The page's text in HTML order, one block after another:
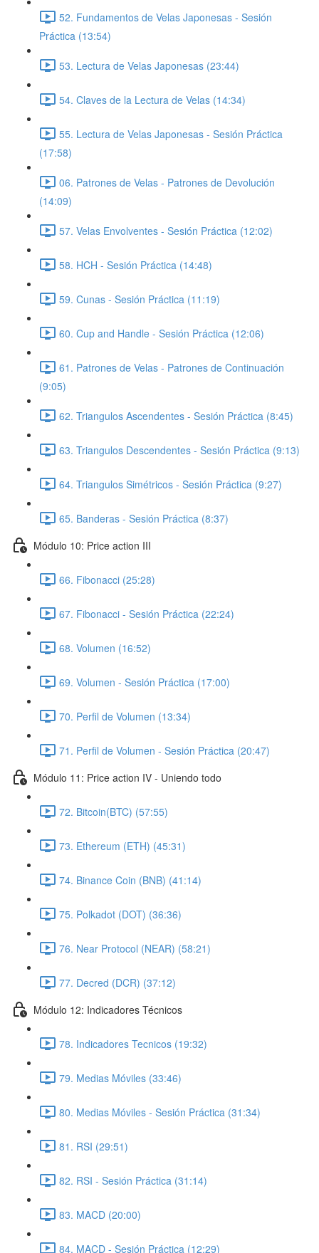
52. Fundamentos de Velas Japonesas - Sesión
Práctica (13:54)
53. Lectura de Velas Japonesas (23:44)
54. Claves de la Lectura de Velas (14:34)
55. Lectura de Velas Japonesas - Sesión Práctica
(17:58)
06. Patrones de Velas - Patrones de Devolución
(14:09)
57. Velas Envolventes - Sesión Práctica (12:02)
58. HCH - Sesión Práctica (14:48)
59. Cunas - Sesión Práctica (11:19)
60. Cup and Handle - Sesión Práctica (12:06)
61. Patrones de Velas - Patrones de Continuación
(9:05)
62. Triangulos Ascendentes - Sesión Práctica (8:45)
63. Triangulos Descendentes - Sesión Práctica (9:13)
64. Triangulos Simétricos - Sesión Práctica (9:27)
65. Banderas - Sesión Práctica (8:37)
Módulo 10: Price action III
66. Fibonacci (25:28)
67. Fibonacci - Sesión Práctica (22:24)
68. Volumen (16:52)
69. Volumen - Sesión Práctica (17:00)
70. Perfil de Volumen (13:34)
71. Perfil de Volumen - Sesión Práctica (20:47)
Módulo 11: Price action IV - Uniendo todo
72. Bitcoin(BTC) (57:55)
73. Ethereum (ETH) (45:31)
74. Binance Coin (BNB) (41:14)
75. Polkadot (DOT) (36:36)
76. Near Protocol (NEAR) (58:21)
77. Decred (DCR) (37:12)
Módulo 12: Indicadores Técnicos
78. Indicadores Tecnicos (19:32)
79. Medias Móviles (33:46)
80. Medias Móviles - Sesión Práctica (31:34)
81. RSI (29:51)
82. RSI - Sesión Práctica (31:14)
83. MACD (20:00)
84. MACD - Sesión Práctica (12:29)